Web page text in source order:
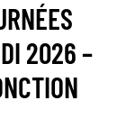
2026 –